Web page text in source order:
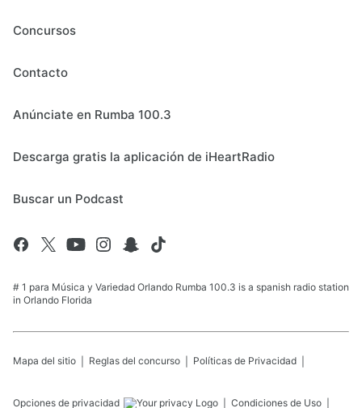
Concursos
Contacto
Anúnciate en Rumba 100.3
Descarga gratis la aplicación de iHeartRadio
Buscar un Podcast
# 1 para Música y Variedad Orlando Rumba 100.3 is a spanish radio station
in Orlando Florida
Mapa del sitio Reglas del concurso Políticas de Privacidad
Opciones de privacidad Condiciones de Uso